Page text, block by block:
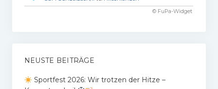
© FuPa-Widget
NEUSTE BEITRÄGE
Sportfest 2026: Wir trotzen der Hitze –